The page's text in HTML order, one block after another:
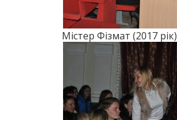
Містер Фізмат (2017 рік)